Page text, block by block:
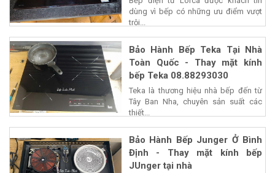
dùng vì bếp có những ưu điểm vượt
trội...
Bảo Hành Bếp Teka Tại Nhà
Toàn Quốc - Thay mặt kính
bếp Teka 08.88293030
Teka là thương hiệu nhà bếp đến từ
Tây Ban Nha, chuyên sản suất các
thiết...
Bảo Hành Bếp Junger Ở Bình
Định - Thay mặt kính bếp
JUnger tại nhà